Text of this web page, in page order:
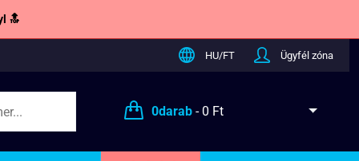
🔝
HU/FT Ügyfél zóna
0darab- 0 Ft